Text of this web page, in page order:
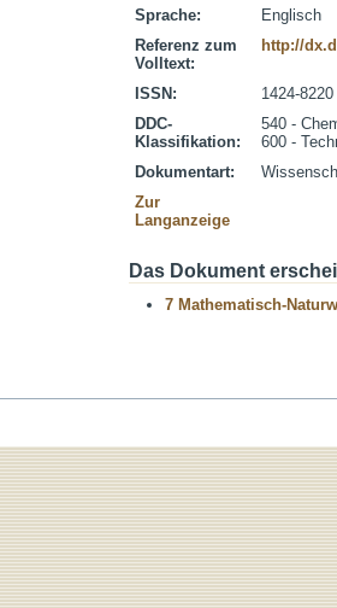
Sprache:
Englisch
Referenz zum
Volltext:
http://
ISSN:
1424-8220
DDC-
Klassifikation:
540 -
600 -
Dokumentart:
Zur
Langanzeige
Das Dokument
7 Mathematisch-